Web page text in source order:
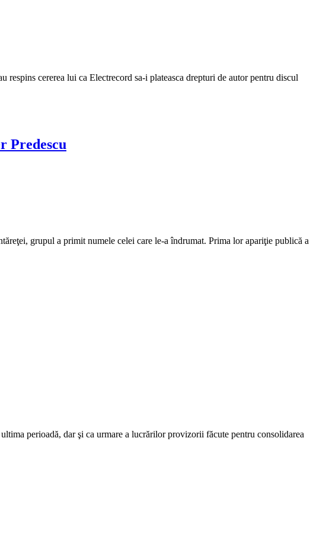
cererea lui ca Electrecord sa-i plateasca drepturi de autor pentru discul
Predescu
grupul a primit numele celei care le-a îndrumat. Prima lor apariţie publică a
perioadă, dar şi ca urmare a lucrărilor provizorii făcute pentru consolidarea